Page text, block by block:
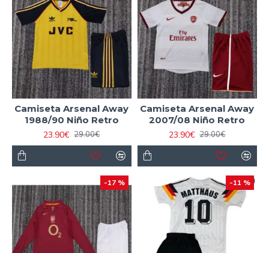
Camiseta Arsenal Away
1988/90 Niño Retro
23.90€ 29.00€
Camiseta Arsenal Away
2007/08 Niño Retro
23.90€ 29.00€
-17 % -11 %